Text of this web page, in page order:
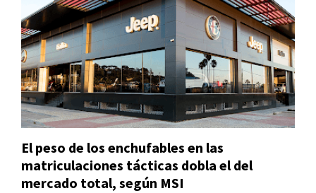
El peso de los enchufables en las
matriculaciones tácticas dobla el del
mercado total, según MSI